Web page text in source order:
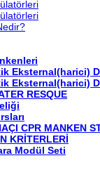
Eksternal(harici)
Eksternal(harici)
RESQUE
CPR MANKEN
KRİTERLERİ
Modül Seti